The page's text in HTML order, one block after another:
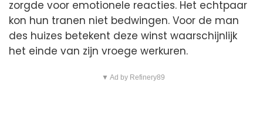
zorgde voor emotionele reacties. Het echtpaar
kon hun tranen niet bedwingen. Voor de man
des huizes betekent deze winst waarschijnlijk
het einde van zijn vroege werkuren.
▼ Ad by Refinery89